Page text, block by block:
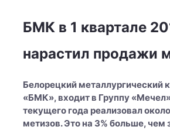
БМК в 1 квартале
нарастил продажи
Белорецкий металлургический
«БМК», входит в Группу
текущего года реализовал
метизов. Это на 3% больше, чем